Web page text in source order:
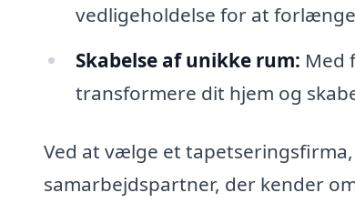
vedligeholdelse for at
Skabelse af unikke rum: Med
transformere dit hjem og
Ved at vælge et
samarbejdspartner, der kender